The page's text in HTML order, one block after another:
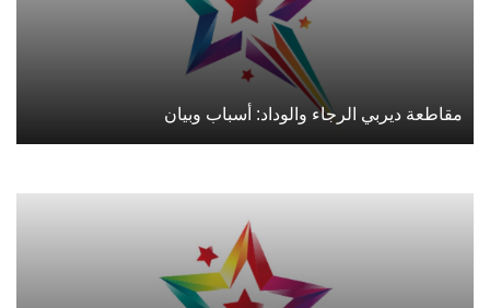
مقاطعة ديربي الرجاء والوداد: أسباب وبيان